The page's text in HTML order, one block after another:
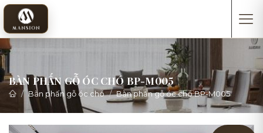
BÀN PHẤN GỖ ÓC CHÓ BP-M005
Bàn phấn gỗ óc chó Bàn phấn gỗ óc chó BP-M005